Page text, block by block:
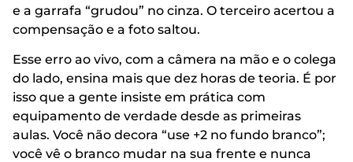
e a garrafa “grudou” no cinza. O terceiro acertou a
compensação e a foto saltou.
Esse erro ao vivo, com a câmera na mão e o colega
do lado, ensina mais que dez horas de teoria. É por
isso que a gente insiste em prática com
equipamento de verdade desde as primeiras
aulas. Você não decora “use +2 no fundo branco”;
você vê o branco mudar na sua frente e nunca